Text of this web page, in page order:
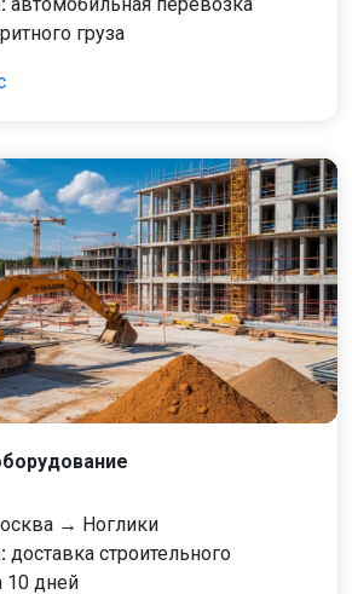
груза
→ Ноглики
доставка строительного
10 дней